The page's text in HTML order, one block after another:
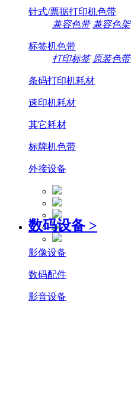
针式/票据打印机色带
兼容色带 兼容色架
标签机色带
打印标签 原装色带
条码打印机耗材
速印机耗材
其它耗材
标牌机色带
外接设备
数码设备 >
影像设备
数码配件
影音设备